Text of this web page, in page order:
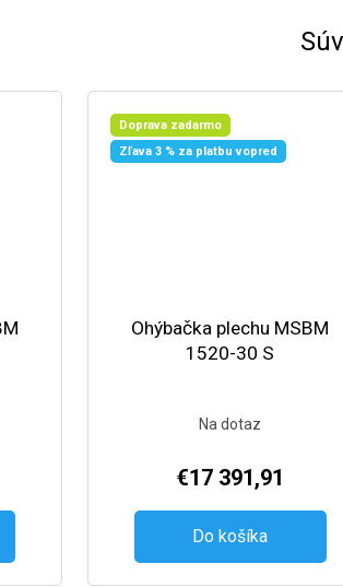
Doprava zadarmo
Zľava 3 % za platbu vopred
Ohýbačka plechu MSBM
1520-30 S
Na dotaz
€17 391,91
Do košíka